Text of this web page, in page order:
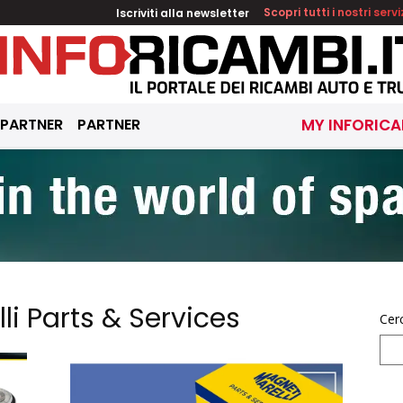
Iscriviti alla newsletter Scopri tutti i nostri
PARTNER MY
Parts & Services